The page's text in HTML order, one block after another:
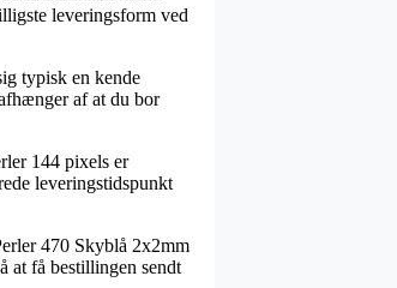
leveringsform ved
typisk en kende
af at du bor
144 pixels er
leveringstidspunkt
470 Skyblå 2x2mm
at få bestillingen sendt